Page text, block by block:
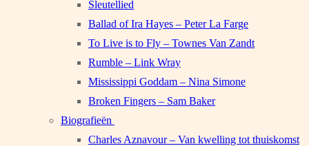
Sleutellied
Ballad of Ira Hayes – Peter La Farge
To Live is to Fly – Townes Van Zandt
Rumble – Link Wray
Mississippi Goddam – Nina Simone
Broken Fingers – Sam Baker
Biografieën
Charles Aznavour – Van kwelling tot thuiskomst